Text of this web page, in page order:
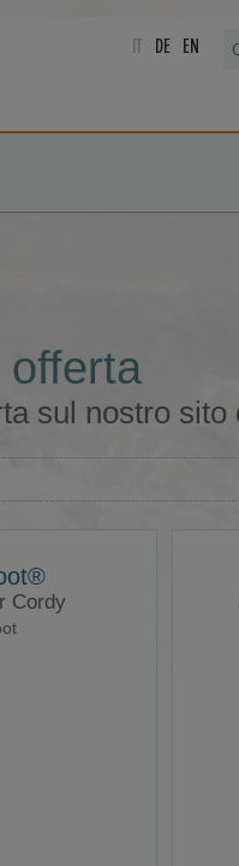
DE EN
offerta
sul nostro sito
Cordy